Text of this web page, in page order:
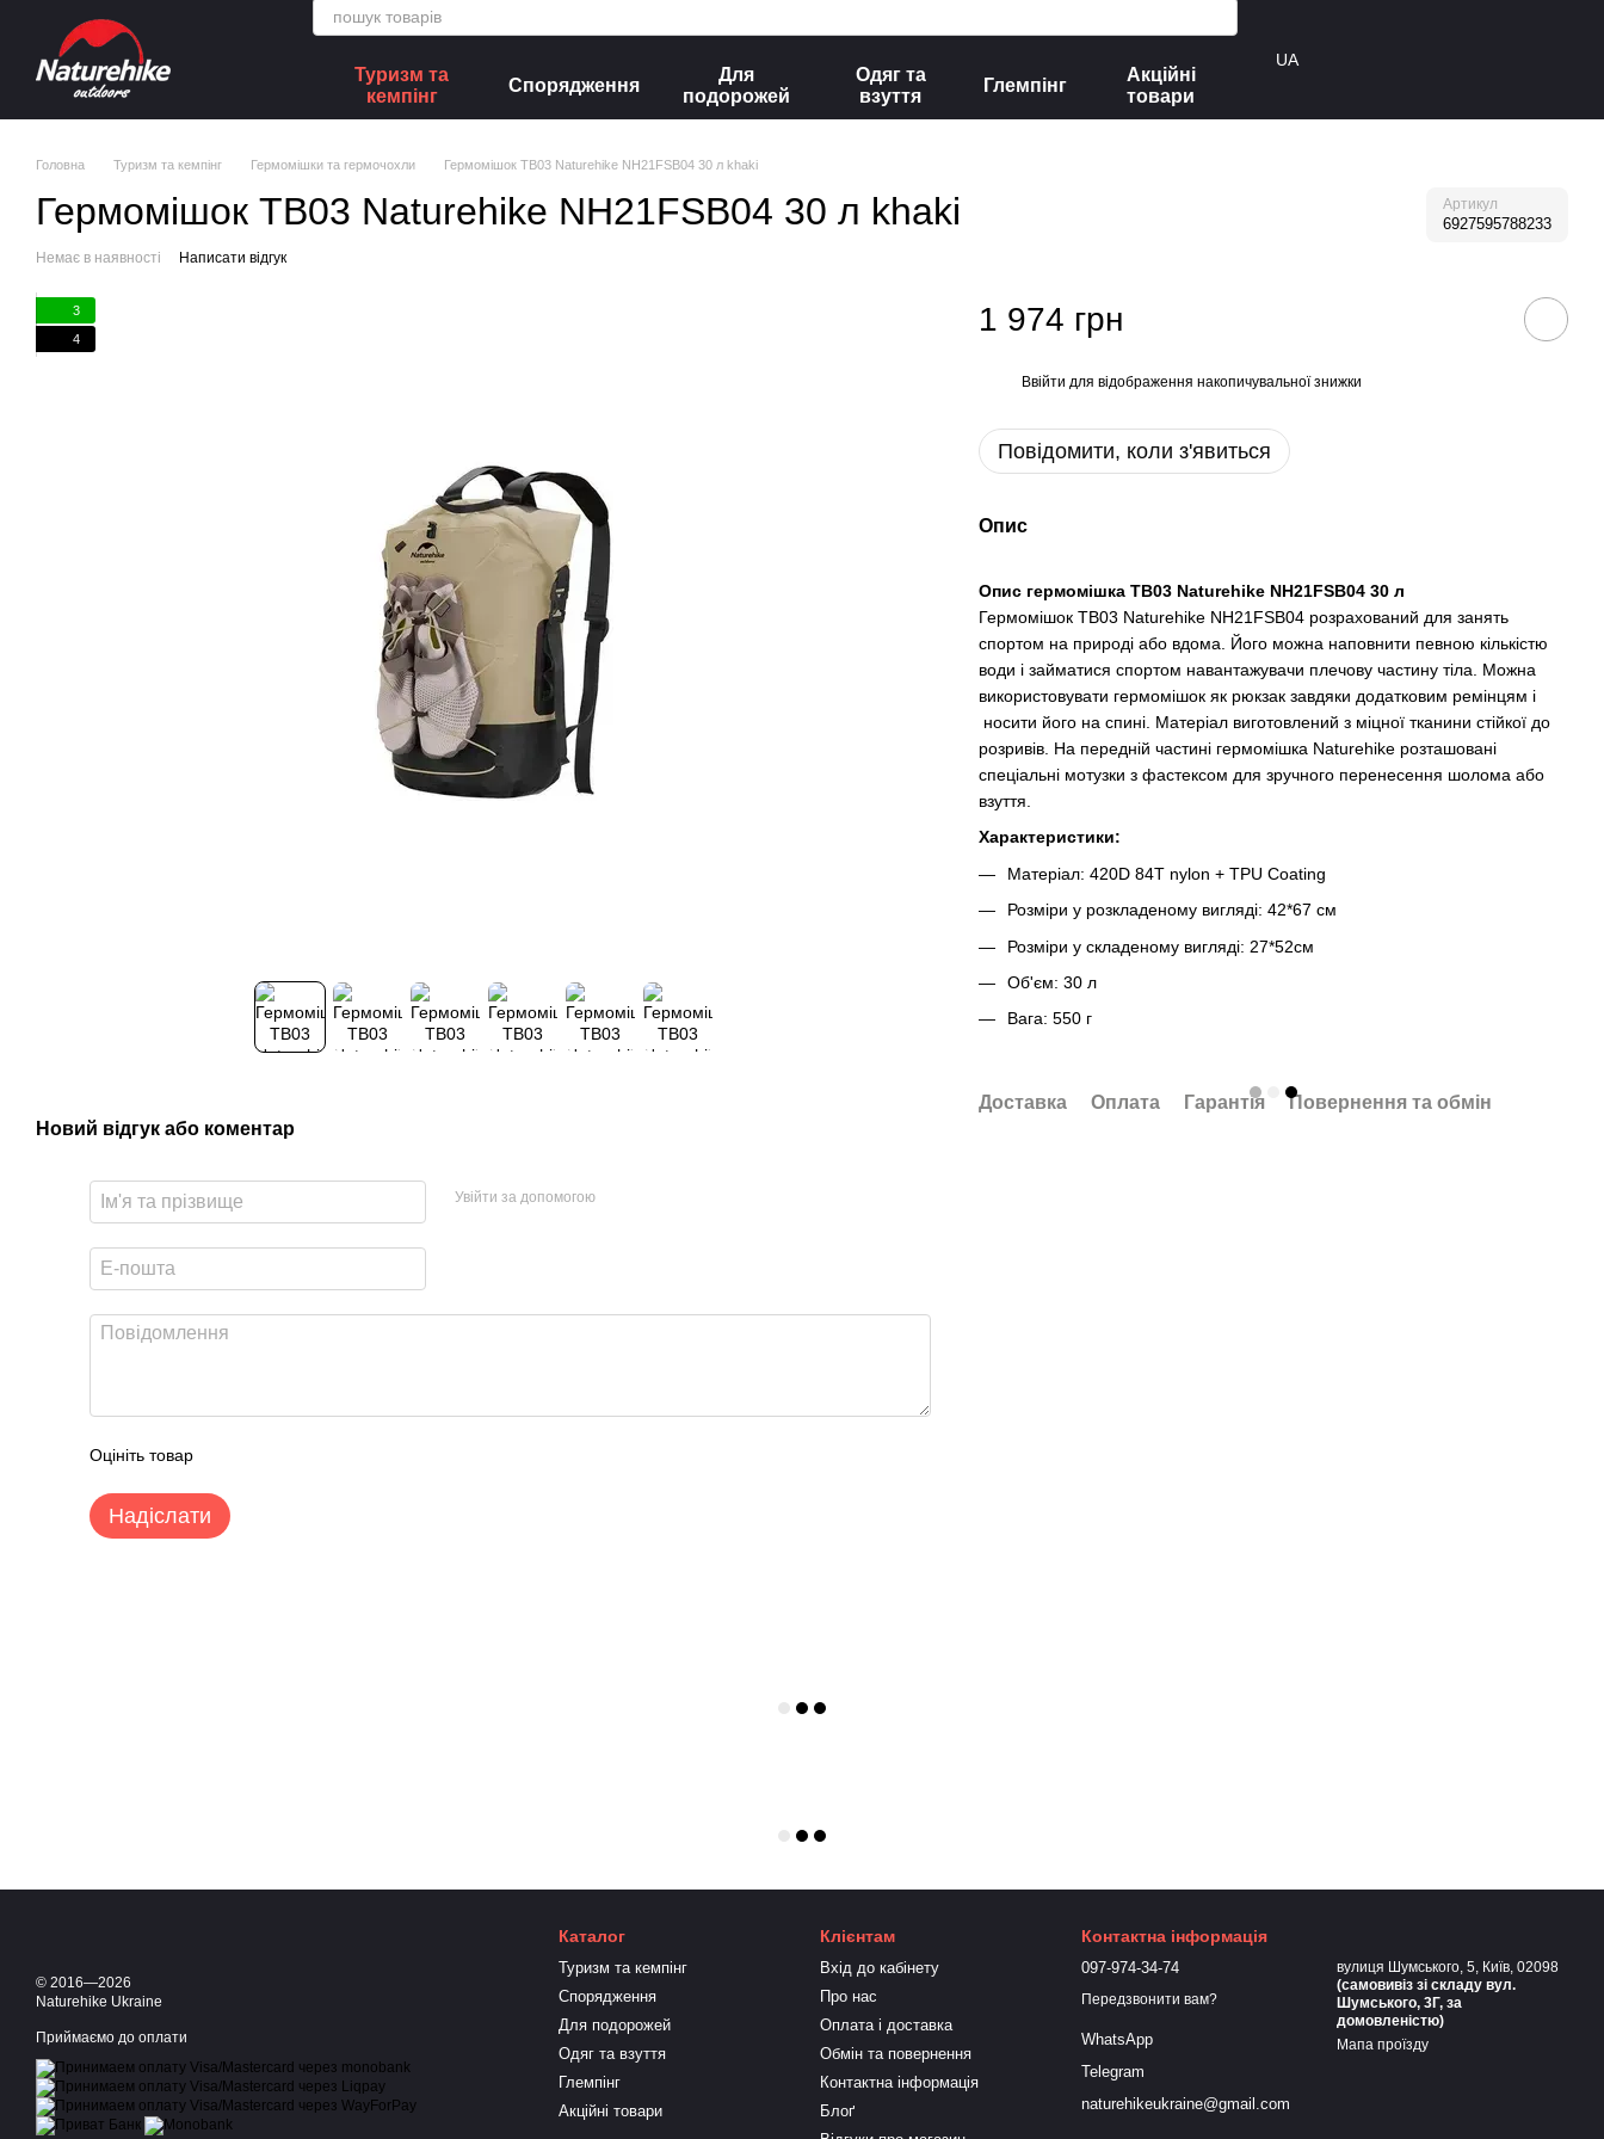
Перейти до основного контенту
Туризм та
кемпінг
Спорядження
Для
подорожей
Одяг та
взуття
Глемпінг
Акційні
товари
UA
Головна Туризм та кемпінг Гермомішки та гермочохли Гермомішок TB03 Naturehike NH21FSB04 30 л khaki
Гермомішок TB03 Naturehike NH21FSB04 30 л khaki Артикул
6927595788233
Немає в наявності Написати відгук
3
4
Новий відгук або коментар
Увійти за допомогою
Оцініть товар
Надіслати
1 974 грн
Ввійти для відображення накопичувальної знижки
Повідомити, коли з'явиться
Опис
Опис гермомішка TB03 Naturehike NH21FSB04 30 л
Гермомішок TB03 Naturehike NH21FSB04 розрахований для занять
спортом на природі або вдома. Його можна наповнити певною кількістю
води і займатися спортом навантажувачи плечову частину тіла. Можна
використовувати гермомішок як рюкзак завдяки додатковим ремінцям і
носити його на спині. Матеріал виготовлений з міцної тканини стійкої до
розривів. На передній частині гермомішка Naturehike розташовані
спеціальні мотузки з фастексом для зручного перенесення шолома або
взуття.
Характеристики:
Матеріал: 420D 84Т nylon + TPU Coating
Розміри у розкладеному вигляді: 42*67 см
Розміри у складеному вигляді: 27*52см
Об'єм: 30 л
Вага: 550 г
Доставка Оплата Гарантія Повернення та обмін
© 2016—2026
Naturehike Ukraine
Приймаємо до оплати
Каталог
Туризм та кемпінг
Спорядження
Для подорожей
Одяг та взуття
Глемпінг
Акційні товари
Клієнтам
Вхід до кабінету
Про нас
Оплата і доставка
Обмін та повернення
Контактна інформація
Блоґ
Контактна інформація
097-974-34-74
Передзвонити вам?
WhatsApp
Telegram
naturehikeukraine@gmail.com
вулиця Шумського, 5, Київ, 02098
(самовивіз зі складу вул.
Шумського, 3Г, за
домовленістю)
Мапа проїзду